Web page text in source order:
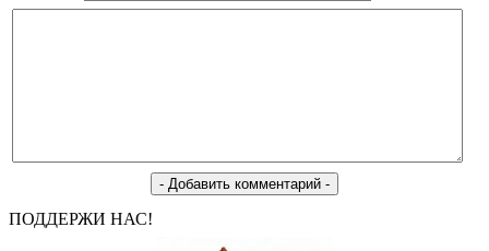
ПОДДЕРЖИ НАС!